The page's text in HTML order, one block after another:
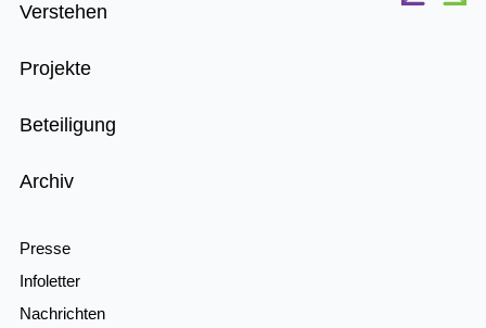
Verstehen
Projekte
Beteiligung
Archiv
Presse
Infoletter
Nachrichten